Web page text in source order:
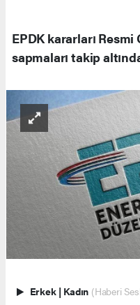
EPDK kararları
sapmaları takip
Erkek | Kadın (Haberi